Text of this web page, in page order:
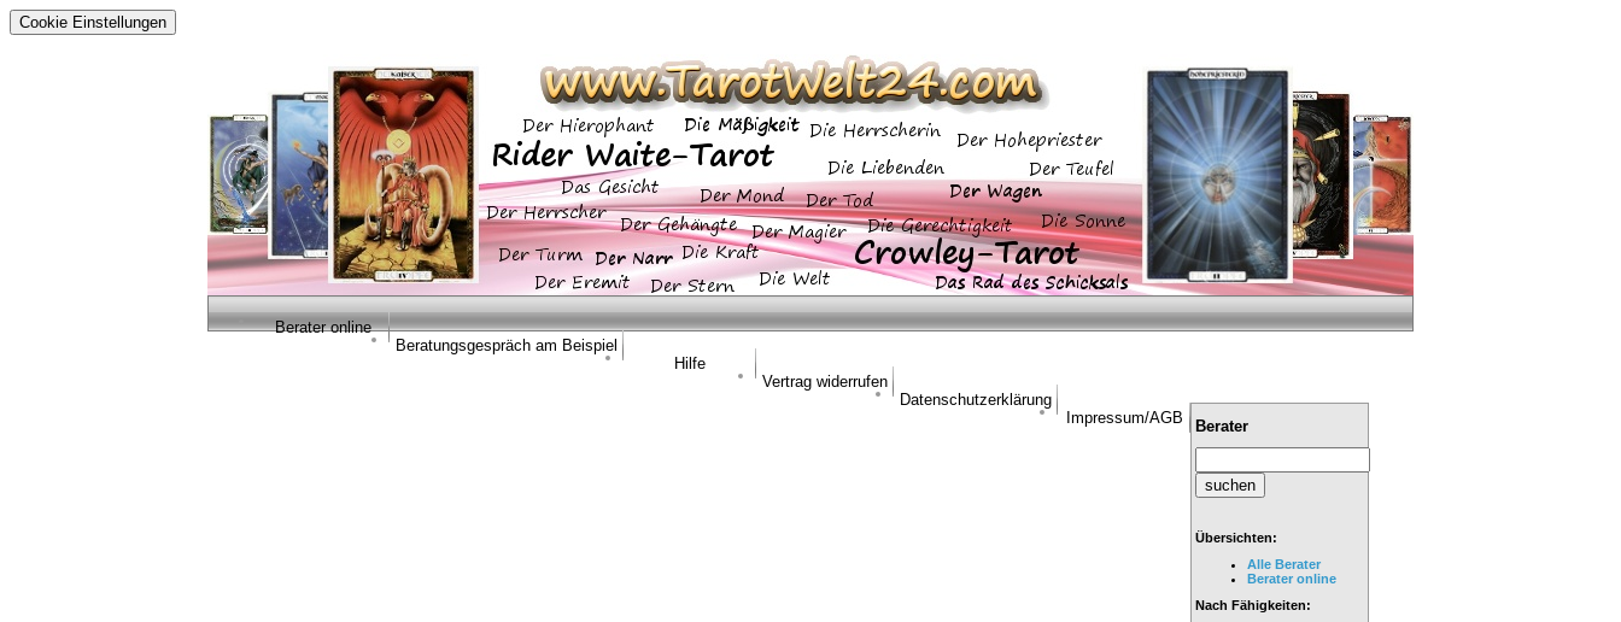
Cookie Einstellungen
Berater online
Beratungsgespräch am Beispiel
Hilfe
Vertrag widerrufen
Datenschutzerklärung
Impressum/AGB
Berater
Übersichten:
Alle Berater
Berater online
Nach Fähigkeiten: